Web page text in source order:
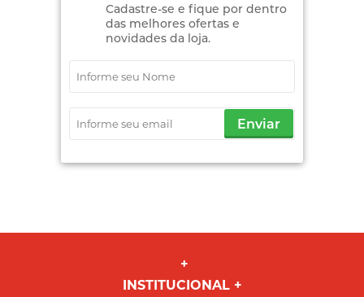
Cadastre-se e fique por dentro
das melhores ofertas e
novidades da loja.
Enviar
INSTITUCIONAL